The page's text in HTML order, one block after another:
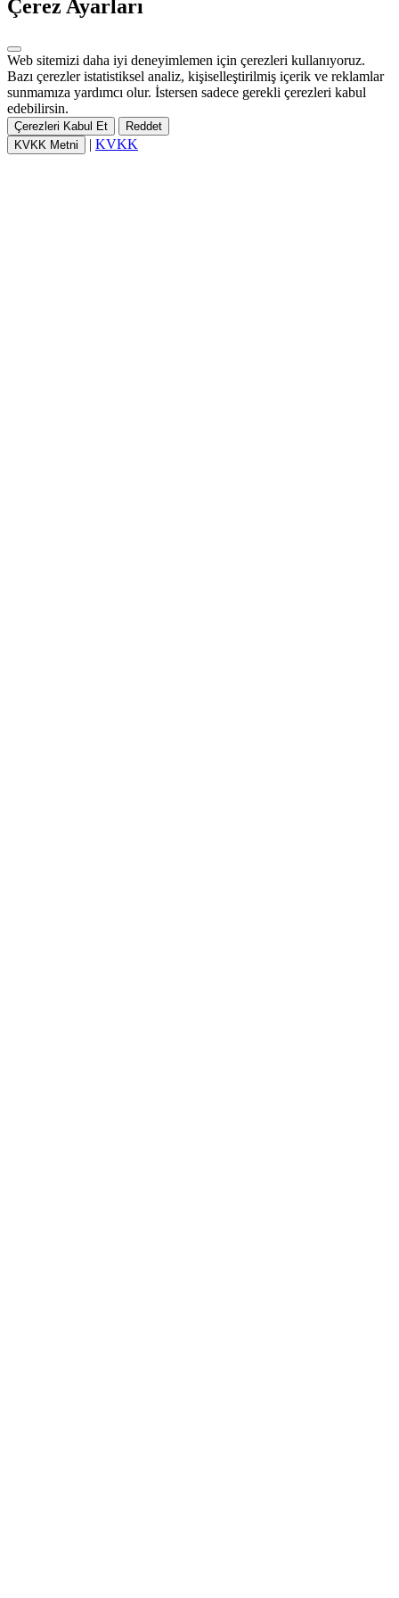
Çerez Ayarları
Web sitemizi daha iyi deneyimlemen için çerezleri kullanıyoruz.
Bazı çerezler istatistiksel analiz, kişiselleştirilmiş içerik ve reklamlar
sunmamıza yardımcı olur. İstersen sadece gerekli çerezleri kabul
edebilirsin.
Çerezleri Kabul Et
Reddet
KVKK Metni
| KVKK